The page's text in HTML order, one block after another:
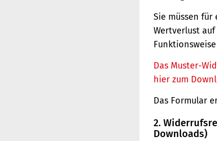
Sie müssen
Wertverlust
Das Muster-
hier zum
Das Formular
2.
Downloads)